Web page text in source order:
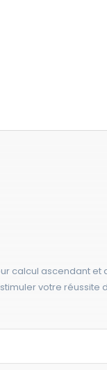
calcul ascendant et
votre réussite